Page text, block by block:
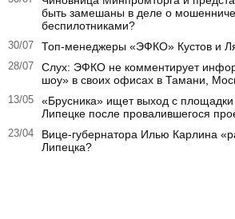
быть замешаны в деле о
беспилотниками?
30/07 Топ-менеджеры «ЭФКО» Кустов и
28/07
Слух: ЭФКО не комментирует
шоу» в своих офисах в Тамани,
13/05
«Брусника» ищет выход с
Липецке после провалившегося
23/04
Вице-губернатора Илью Карлина
Липецка?